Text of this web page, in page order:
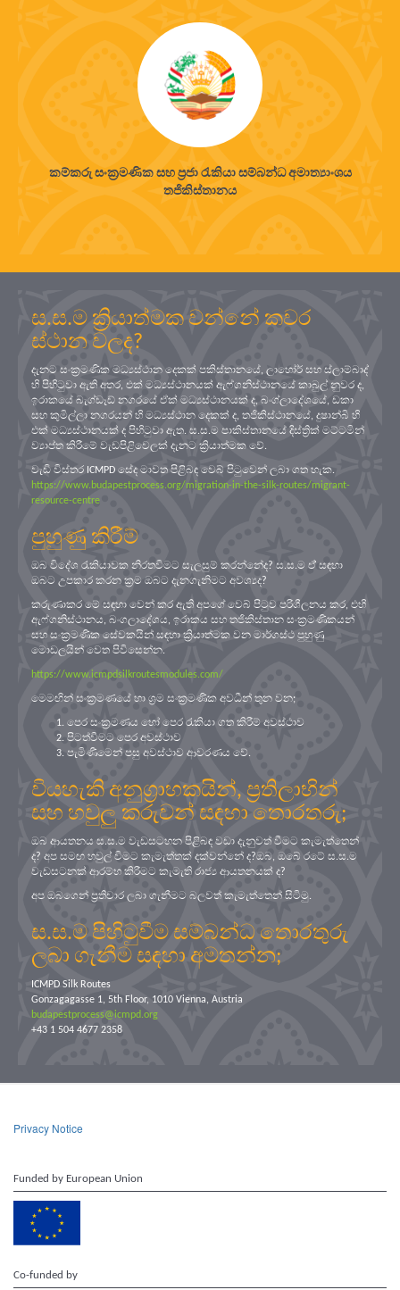
කම්කරු සංක්‍රමණික සහ ප්‍රජා රැකියා සම්බන්ධ අමාත්‍යාංශය
තජිකිස්තානය
ස.ස.ම ක්‍රියාත්මක වන්නේ කවර
ස්ථාන වලද?
දැනට සංක්‍රමණික මධ්‍යස්ථාන දෙකක් පකිස්තානයේ, ලාහෝර් සහ ස්ලාම්බාද්
හි පිහිටුවා ඇති අතර, එක් මධ්‍යස්ථානයක් ඇෆ්ගනිස්ථානයේ කාබුල් නුවර ද,
ඉරාකයේ බැග්ඩෑඩ් නගරයේ ඒක් මධ්‍යස්ථානයක් ද, බංග්ලාදේශයේ, ඩකා
සහ කුමිල්ලා නගරයන් හි මධ්‍යස්ථාන දෙකක් ද, තජිකිස්ථානයේ, දුෂාන්බි හි
එක් මධ්‍යස්ථානයක් ද පිහිටුවා ඇත. ස.ස.ම පාකිස්තානයේ දිස්ත්‍රික් මට්ටමින්
ව්‍යාප්ත කිරීමේ වැඩපිළිවෙලක් දැනට ක්‍රියාත්මක වේ.
වැඩි විස්තර ICMPD සේද මාවත පිළිබඳ වෙබ් පිටුවෙන් ලබා ගත හැක.
https://www.budapestprocess.org/migration-in-the-silk-routes/migrant-
resource-centre
පුහුණු කිරීම්
ඔබ විදේශ රැකියාවක නිරතවිමට සැලසුම් කරන්නේද? ස.ස.ම ඒ් සඳහා
ඔබට උපකාර කරන ක්‍රම ඔබට දැනගැනිමට අවශ්‍යද?
කරුණාකර මේ සඳහා වෙන් කර ඇති අපගේ වෙබ් පිටුව පරිශීලනය කර, එහි
ඇෆ්ගනිස්ථානය, බංගලාදේශය, ඉරාකය සහ තජිකිස්තාන සංක්‍රමණිකයන්
සහ සංක්‍රමණික සේවකයින් සඳහා ක්‍රියාත්මක වන මාර්ගස්ථ පුහුණු
මොඩලයින් වෙත පිවිසෙන්න.
https://www.icmpdsilkroutesmodules.com/
මෙමඟින් සංක්‍රමණයේ හා ශ්‍රම සංක්‍රමණික අවධීන් තුන වන;
පෙර සංක්‍රමණය හෝ පෙර රැකියා ගත කිරීම් අවස්ථාව
පිටත්වීමට පෙර අවස්ථාව
පැමිණීමෙන් පසු අවස්ථාව ආවරණය වේ.
වියහැකි අනුග්‍රාහකයින්, ප්‍රතිලාභින්
සහ හවුලු කරුවන් සඳහා තොරතරු;
ඔබ ආයතනය ස.ස.ම වැඩසටහන පිළිබඳ වඩා දැනුවත් වීමට කැමැත්තෙන්
ද? අප සමඟ හවුල් විමට කැමැත්තක් දක්වන්නේ ද?ඔබ, ඔබේ රටේ ස.ස.ම
වැඩසටනක් ආරම්භ කිරීමට කැමැති රාජ්‍ය ආයතනයක් ද?
අප ඔබගෙන් ප්‍රතිචාර ලබා ගැනීමට බලවත් කැමැත්තෙන් සිටිමු.
ස.ස.ම පිහිටුවීම සම්බන්ධ තොරතුරු
ලබා ගැනීම සඳහා අමතන්න;
ICMPD Silk Routes
Gonzagagasse 1, 5th Floor, 1010 Vienna, Austria
budapestprocess@icmpd.org
+43 1 504 4677 2358
Privacy Notice
Funded by European Union
Co-funded by